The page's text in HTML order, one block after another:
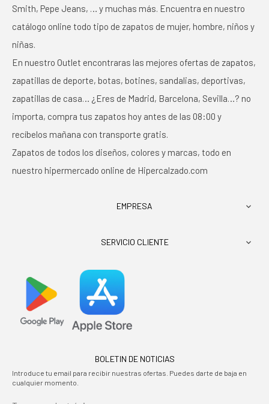
Smith, Pepe Jeans, … y muchas más. Encuentra en nuestro
catálogo online todo tipo de zapatos de mujer, hombre, niños y
niñas.
En nuestro Outlet encontraras las mejores ofertas de zapatos,
zapatillas de deporte, botas, botines, sandalias, deportivas,
zapatillas de casa… ¿Eres de Madrid, Barcelona, Sevilla…? no
importa, compra tus zapatos hoy antes de las 08:00 y
recíbelos mañana con transporte gratis.
Zapatos de todos los diseños, colores y marcas, todo en
nuestro hipermercado online de Hipercalzado.com
EMPRESA 
SERVICIO CLIENTE 
BOLETIN DE NOTICIAS
Introduce tu email para recibir nuestras ofertas. Puedes darte de baja en
cualquier momento.